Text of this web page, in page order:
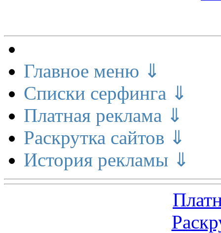
Главное меню ⇓
Списки серфинга ⇓
Платная реклама ⇓
Раскрутка сайтов ⇓
История рекламы ⇓